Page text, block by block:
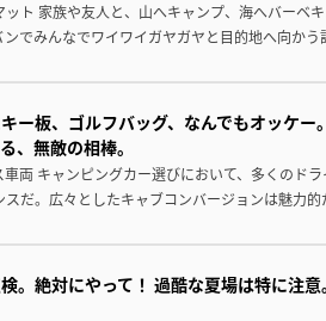
ト 家族や友人と、山へキャンプ、海へバーベキ
でみんなでワイワイガヤガヤと目的地へ向かう
板、ゴルフバッグ、なんでもオッケー。
、無敵の相棒。
両 キャンピングカー選びにおいて、多くのドラ
だ。広々としたキャブコンバージョンは魅力的
。絶対にやって！ 過酷な夏場は特に注意。